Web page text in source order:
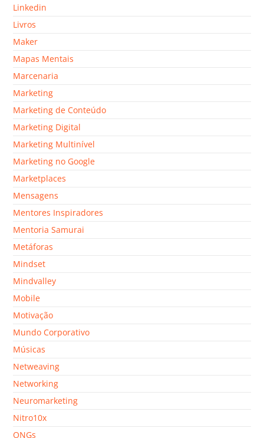
Linkedin
Livros
Maker
Mapas Mentais
Marcenaria
Marketing
Marketing de Conteúdo
Marketing Digital
Marketing Multinível
Marketing no Google
Marketplaces
Mensagens
Mentores Inspiradores
Mentoria Samurai
Metáforas
Mindset
Mindvalley
Mobile
Motivação
Mundo Corporativo
Músicas
Netweaving
Networking
Neuromarketing
Nitro10x
ONGs